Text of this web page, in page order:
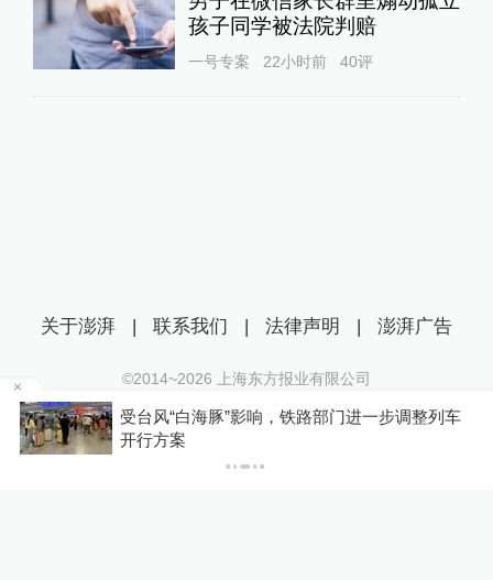
孩子同学被法院判赔
一号专案 22小时前 40评
受台风“白海豚”影响，铁路部门进一步调整列车
开行方案
关于澎湃 | 联系我们 | 法律声明 | 澎湃广告
©2014~2026 上海东方报业有限公司
沪ICP证：沪B2-20170116 | 沪ICP备14003370号
互联网新闻信息服务许可证：31120170006
沪公网安备 31010602000299号